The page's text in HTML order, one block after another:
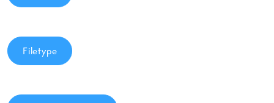
Filetype